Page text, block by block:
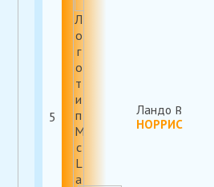
5
Ландо
НОРРИС